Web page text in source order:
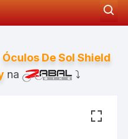
Óculos De Sol Shield
na ⤵